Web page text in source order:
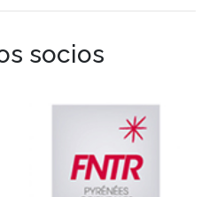
socios